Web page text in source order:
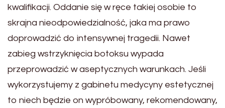
kwalifikacji. Oddanie się w ręce takiej osobie to
skrajna nieodpowiedzialność, jaka ma prawo
doprowadzić do intensywnej tragedii. Nawet
zabieg wstrzyknięcia botoksu wypada
przeprowadzić w aseptycznych warunkach. Jeśli
wykorzystujemy z gabinetu medycyny estetycznej
to niech będzie on wypróbowany, rekomendowany,